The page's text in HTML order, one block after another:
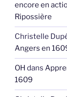
encore en
Ripossière
Christelle
Angers en
OH dans
1609